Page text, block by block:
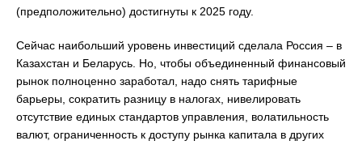
(предположительно) достигнуты к 2025 году.
Сейчас наибольший уровень инвестиций сделала Россия – в
Казахстан и Беларусь. Но, чтобы объединенный финансовый
рынок полноценно заработал, надо снять тарифные
барьеры, сократить разницу в налогах, нивелировать
отсутствие единых стандартов управления, волатильность
валют, ограниченность к доступу рынка капитала в других